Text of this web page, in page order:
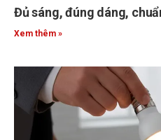
Đủ sáng, đúng dáng,
Xem thêm »